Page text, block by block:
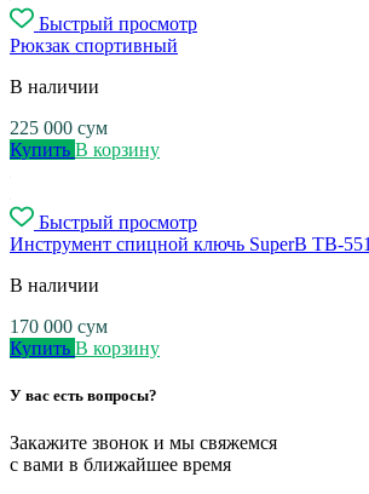
Быстрый просмотр
Рюкзак спортивный
В наличии
225 000 сум
Купить В корзину
Быстрый просмотр
Инструмент спицной ключь SuperB TB-
В наличии
170 000 сум
Купить В корзину
У вас есть вопросы?
Закажите звонок и мы свяжемся
с вами в ближайшее время